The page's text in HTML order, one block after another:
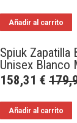
Añadir al carrito
Spiuk Zapatilla
Unisex Blanco
158,31 €
Añadir al carrito